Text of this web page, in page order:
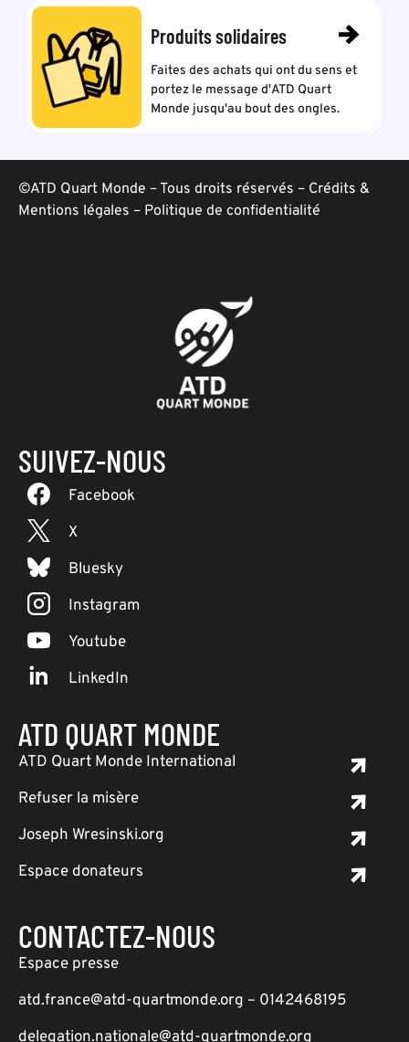
Produits solidaires
Faites des achats qui ont du sens et
portez le message d'ATD Quart
Monde jusqu'au bout des ongles.
©ATD Quart Monde – Tous droits réservés – Crédits &
Mentions légales – Politique de confidentialité
SUIVEZ-NOUS
Facebook
X
Bluesky
Instagram
Youtube
LinkedIn
ATD QUART MONDE
ATD Quart Monde International
Refuser la misère
Joseph Wresinski.org
Espace donateurs
CONTACTEZ-NOUS
Espace presse
atd.france@atd-quartmonde.org – 0142468195
delegation.nationale@atd-quartmonde.org